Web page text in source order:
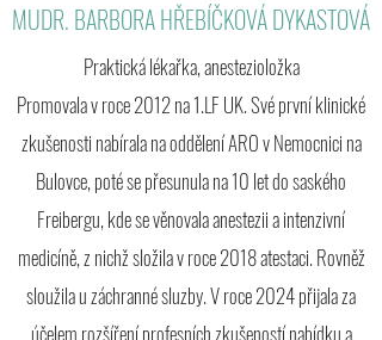
MUDR. BARBORA HŘEBÍČKOVÁ DYKASTOVÁ
Praktická lékařka, anestezioložka
Promovala v roce 2012 na 1.LF UK. Své první klinické
zkušenosti nabírala na oddělení ARO v Nemocnici na
Bulovce, poté se přesunula na 10 let do saského
Freibergu, kde se věnovala anestezii a intenzivní
medicíně, z nichž složila v roce 2018 atestaci. Rovněž
sloužila u záchranné sluzby. V roce 2024 přijala za
účelem rozšíření profesních zkušeností nabídku a